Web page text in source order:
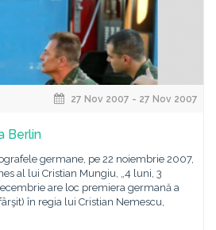
27 Nov 2007 - 27 Nov 2007
Berlin
germane, pe 22 noiembrie 2007,
al lui Cristian Mungiu, „4 luni, 3
are loc premiera germană a
în regia lui Cristian Nemescu,